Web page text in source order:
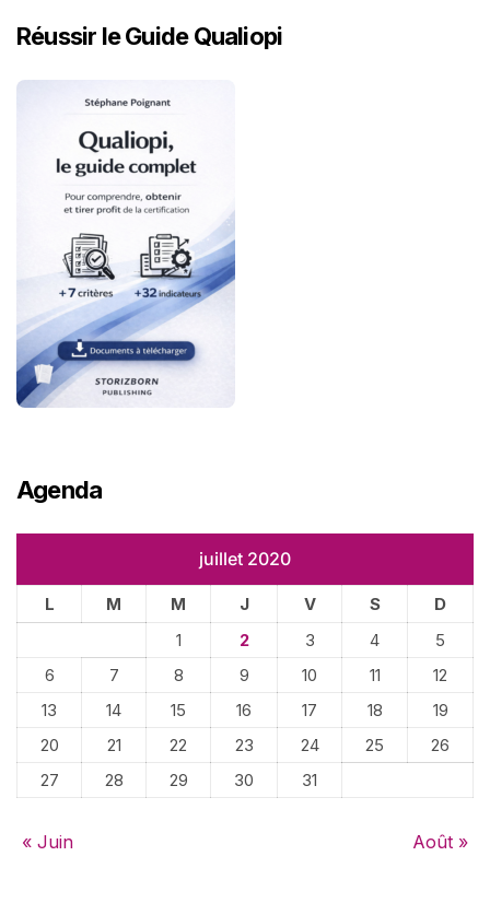
Réussir le Guide Qualiopi
Agenda
juillet 2020
L M M J V S
D
1
2 3 4
5
6
7 8 9 10 11
12
13
14 15 16 17 18
19
20
21 22 23 24 25
26
27
28 29 30 31
« Juin Août »